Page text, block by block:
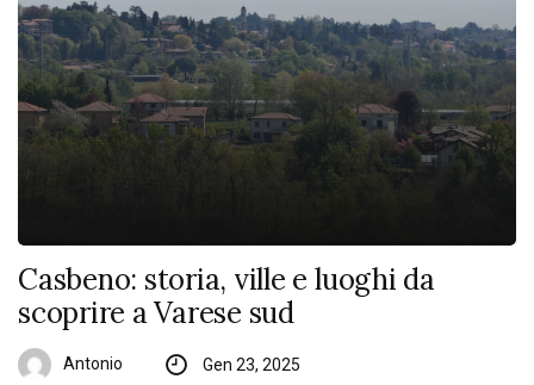
Casbeno: storia, ville e luoghi da
scoprire a Varese sud
Antonio Gen 23, 2025